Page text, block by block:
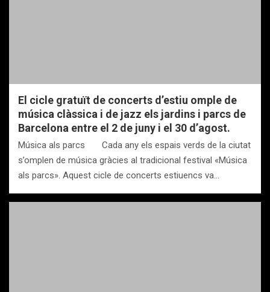
El cicle gratuït de concerts d’estiu omple de
música clàssica i de jazz els jardins i parcs de
Barcelona entre el 2 de juny i el 30 d’agost.
Música als parcs Cada any els espais verds de la ciutat
s’omplen de música gràcies al tradicional festival «Música
als parcs». Aquest cicle de concerts estiuencs va…